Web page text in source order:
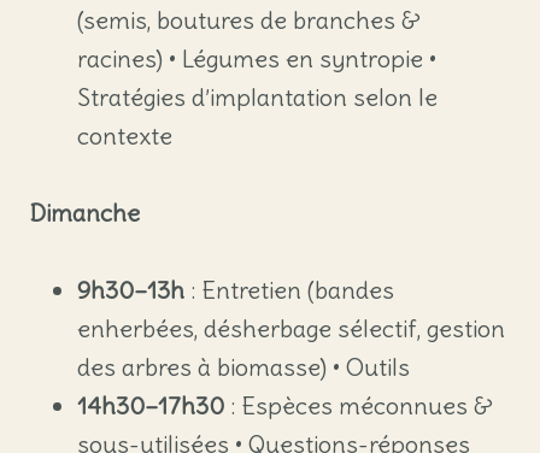
(semis, boutures de branches &
racines) • Légumes en syntropie •
Stratégies d’implantation selon le
contexte
Dimanche
9h30–13h : Entretien (bandes
enherbées, désherbage sélectif, gestion
des arbres à biomasse) • Outils
14h30–17h30 : Espèces méconnues &
sous-utilisées • Questions-réponses